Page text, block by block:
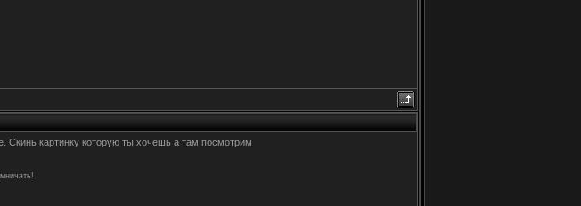
Скинь картинку которую ты хочешь а там посмотрим